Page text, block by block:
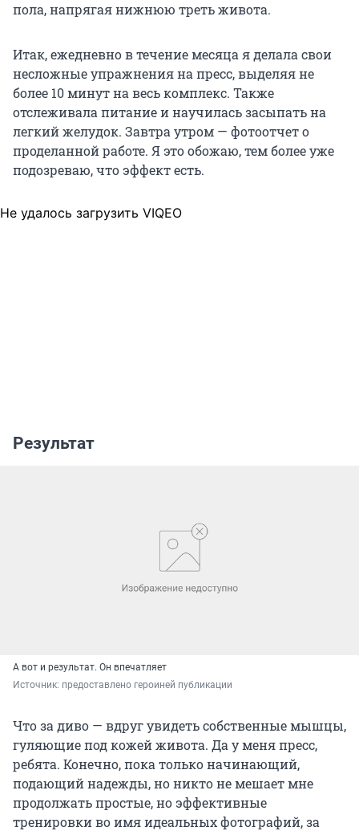
пола, напрягая нижнюю треть живота.
Итак, ежедневно в течение месяца я делала свои
несложные упражнения на пресс, выделяя не
более 10 минут на весь комплекс. Также
отслеживала питание и научилась засыпать на
легкий желудок. Завтра утром — фотоотчет о
проделанной работе. Я это обожаю, тем более уже
подозреваю, что эффект есть.
Не удалось загрузить VIQEO
Результат
А вот и результат. Он впечатляет
Источник: предоставлено героиней публикации
Что за диво — вдруг увидеть собственные мышцы,
гуляющие под кожей живота. Да у меня пресс,
ребята. Конечно, пока только начинающий,
подающий надежды, но никто не мешает мне
продолжать простые, но эффективные
тренировки во имя идеальных фотографий, за